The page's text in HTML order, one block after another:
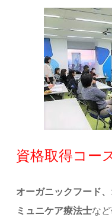
資格取得コー
オーガニックフード
ミュニケア療法士な